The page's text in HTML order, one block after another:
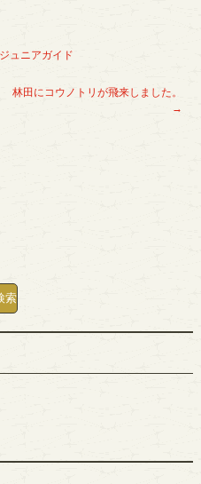
ュニアガイド
林田にコウノトリが飛来しました。
→